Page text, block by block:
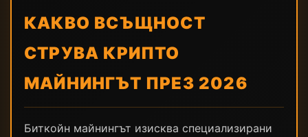
КАКВО ВСЪЩНОСТ
СТРУВА КРИПТО
МАЙНИНГЪТ ПРЕЗ 2026
Биткойн майнингът изисква специализирани